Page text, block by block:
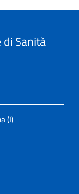
Sanità
(I)